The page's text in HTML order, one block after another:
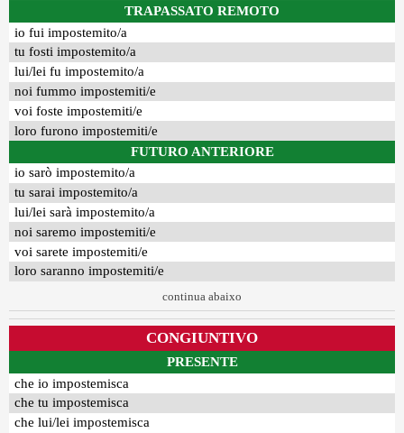
TRAPASSATO REMOTO
io fui impostemito/a
tu fosti impostemito/a
lui/lei fu impostemito/a
noi fummo impostemiti/e
voi foste impostemiti/e
loro furono impostemiti/e
FUTURO ANTERIORE
io sarò impostemito/a
tu sarai impostemito/a
lui/lei sarà impostemito/a
noi saremo impostemiti/e
voi sarete impostemiti/e
loro saranno impostemiti/e
continua abaixo
CONGIUNTIVO
PRESENTE
che io impostemisca
che tu impostemisca
che lui/lei impostemisca